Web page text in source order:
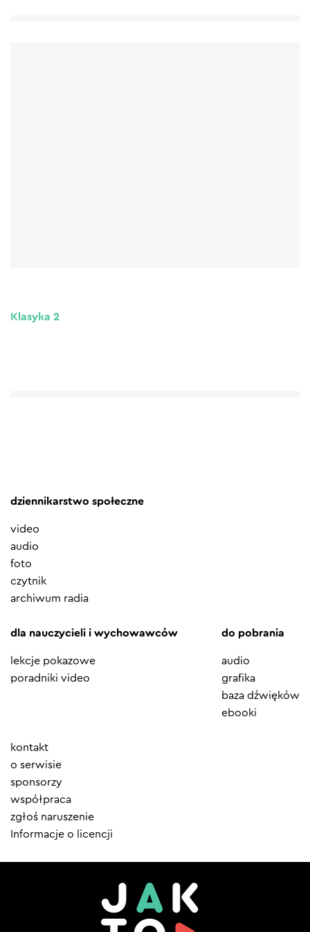
Klasyka 2
dziennikarstwo społeczne
video
audio
foto
czytnik
archiwum radia
dla nauczycieli i wychowawców
lekcje pokazowe
poradniki video
do pobrania
audio
grafika
baza dźwięków
ebooki
Element
menu
kontakt
o serwisie
sponsorzy
współpraca
zgłoś naruszenie
Informacje o licencji